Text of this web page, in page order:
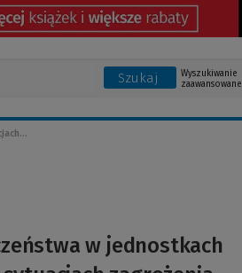
Szukaj
Wyszukiwanie
zaawansowane
w jednostkach